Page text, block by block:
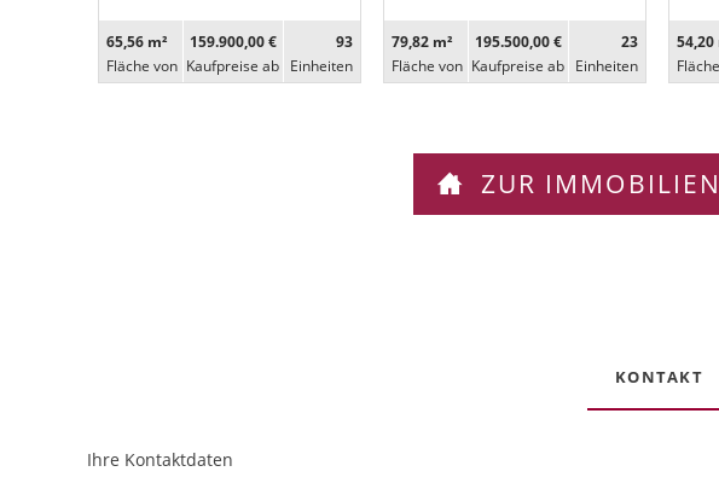
65,56 m²
Fläche von
159.900,00 €
Kaufpreise ab
93
Ein­heiten
79,82 m²
Fläche von
195.500,00 €
Kaufpreise ab
23
Ein­heiten
54,20
ZUR
KONTAKT
ObjektPlatzhalter
URL
Ihre Kontaktdaten